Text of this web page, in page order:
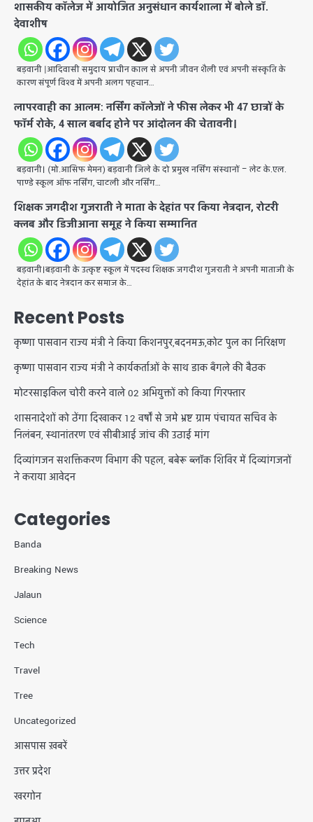
शासकीय कॉलेज में आयोजित अनुसंधान कार्यशाला में बोले डॉ.
देवाशीष
बड़वानी |आदिवासी समुदाय प्राचीन काल से अपनी जीवन शैली एवं अपनी संस्कृति के
कारण संपूर्ण विश्व में अपनी अलग पहचान…
लापरवाही का आलम: नर्सिंग कॉलेजों ने फीस लेकर भी 47 छात्रों के
फॉर्म रोके, 4 साल बर्बाद होने पर आंदोलन की चेतावनी।
बड़वानी। (मो.आसिफ मेमन) बड़वानी जिले के दो प्रमुख नर्सिंग संस्थानों – लेट के.एल.
पाण्डे स्कूल ऑफ नर्सिंग, चाटली और नर्सिंग…
शिक्षक जगदीश गुजराती ने माता के देहांत पर किया नेत्रदान, रोटरी
क्लब और डिजीआना समूह ने किया सम्मानित
बड़वानी।बड़वानी के उत्कृष्ट स्कूल में पदस्थ शिक्षक जगदीश गुजराती ने अपनी माताजी के
देहांत के बाद नेत्रदान कर समाज के…
Recent Posts
कृष्णा पासवान राज्य मंत्री ने किया किशनपुर,बदनमऊ,कोट पुल का निरिक्षण
कृष्णा पासवान राज्य मंत्री ने कार्यकर्ताओं के साथ डाक बँगले की बैठक
मोटरसाइकिल चोरी करने वाले 02 अभियुक्तों को किया गिरफ्तार
शासनादेशों को ठेंगा दिखाकर 12 वर्षों से जमे भ्रष्ट ग्राम पंचायत सचिव के
निलंबन, स्थानांतरण एवं सीबीआई जांच की उठाई मांग
दिव्यांगजन सशक्तिकरण विभाग की पहल, बबेरू ब्लॉक शिविर में दिव्यांगजनों
ने कराया आवेदन
Categories
Banda
Breaking News
Jalaun
Science
Tech
Travel
Tree
Uncategorized
आसपास ख़बरें
उत्तर प्रदेश
खरगोन